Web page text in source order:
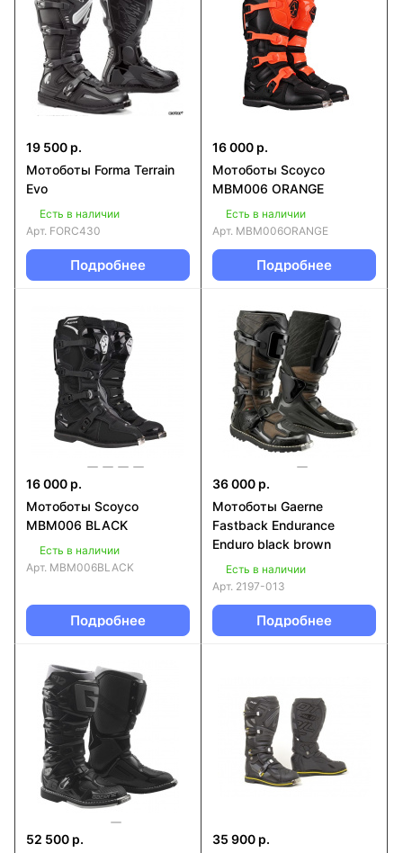
19 500 р.
Мотоботы Forma Terrain
Evo
Есть в наличии
Арт. FORC430
Подробнее
16 000 р.
Мотоботы Scoyco
MBM006 ORANGE
Есть в наличии
Арт. MBM006ORANGE
Подробнее
16 000 р.
Мотоботы Scoyco
MBM006 BLACK
Есть в наличии
Арт. MBM006BLACK
Подробнее
36 000 р.
Мотоботы Gaerne
Fastback Endurance
Enduro black brown
Есть в наличии
Арт. 2197-013
Подробнее
52 500 р.
35 900 р.